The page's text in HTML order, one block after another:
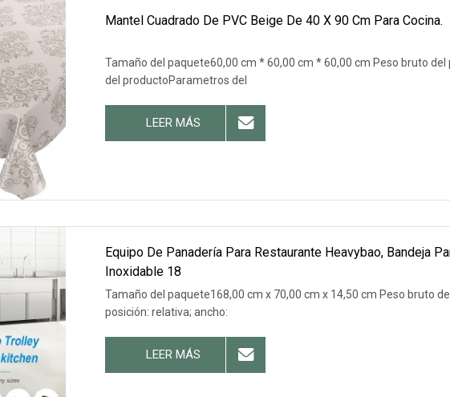
Mantel Cuadrado De PVC Beige De 40 X 90 Cm Para Cocina.
Tamaño del paquete60,00 cm * 60,00 cm * 60,00 cm Peso bruto
del productoParametros del
LEER MÁS
Equipo De Panadería Para Restaurante Heavybao, Bandeja
Inoxidable 18
Tamaño del paquete168,00 cm x 70,00 cm x 14,50 cm Peso bruto
posición: relativa; ancho:
LEER MÁS